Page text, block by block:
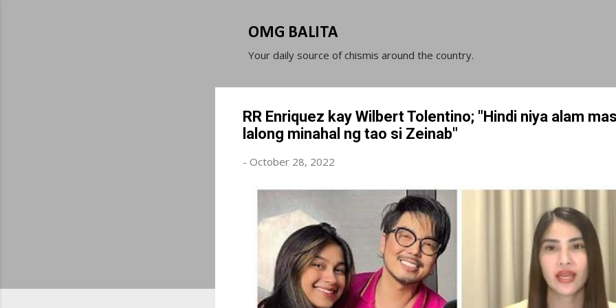
OMG BALITA
Your daily source of chismis around the country.
RR Enriquez kay Wilbert Tolentino; "Hindi niya alam
lalong minahal ng tao si Zeinab"
- October 28, 2022